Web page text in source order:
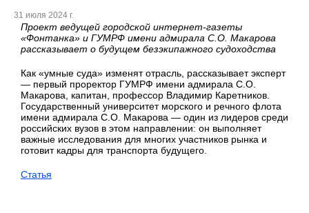
31 июля 2024 г.
Проект ведущей городской интернет-газеты
«Фонтанка» и ГУМРФ имени адмирала С.О. Макарова
рассказывает о будущем безэкипажного судоходства
Как «умные суда» изменят отрасль, рассказывает эксперт
— первый проректор ГУМРФ имени адмирала С.О.
Макарова, капитан, профессор Владимир Каретников.
Государственный университет морского и речного флота
имени адмирала С.О. Макарова — один из лидеров среди
российских вузов в этом направлении: он выполняет
важные исследования для многих участников рынка и
готовит кадры для транспорта будущего.
Статья